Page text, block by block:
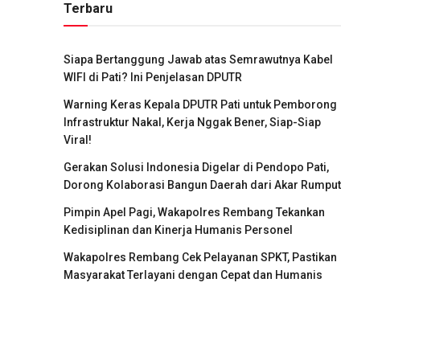
Terbaru
Siapa Bertanggung Jawab atas Semrawutnya Kabel
WIFI di Pati? Ini Penjelasan DPUTR
Warning Keras Kepala DPUTR Pati untuk Pemborong
Infrastruktur Nakal, Kerja Nggak Bener, Siap-Siap
Viral!
Gerakan Solusi Indonesia Digelar di Pendopo Pati,
Dorong Kolaborasi Bangun Daerah dari Akar Rumput
Pimpin Apel Pagi, Wakapolres Rembang Tekankan
Kedisiplinan dan Kinerja Humanis Personel
Wakapolres Rembang Cek Pelayanan SPKT, Pastikan
Masyarakat Terlayani dengan Cepat dan Humanis